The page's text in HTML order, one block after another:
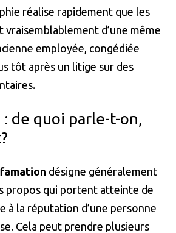
réalise rapidement que les
vraisemblablement d’une même
employée, congédiée
tôt après un litige sur des
de quoi parle-t-on,
désigne généralement
propos qui portent atteinte de
à la réputation d’une personne
Cela peut prendre plusieurs